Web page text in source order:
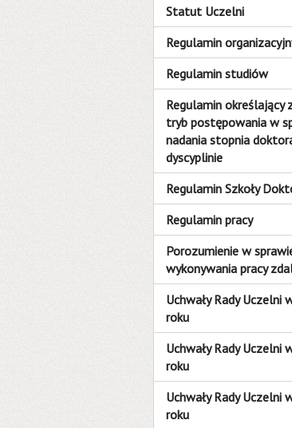
Statut Uczelni
Regulamin
Regulamin studiów
Regulamin określający
tryb postępowania w
nadania stopnia
dyscyplinie
Regulamin Szkoły
Regulamin pracy
Porozumienie w
wykonywania pracy
Uchwały Rady Uczelni
roku
Uchwały Rady Uczelni
roku
Uchwały Rady Uczelni
roku